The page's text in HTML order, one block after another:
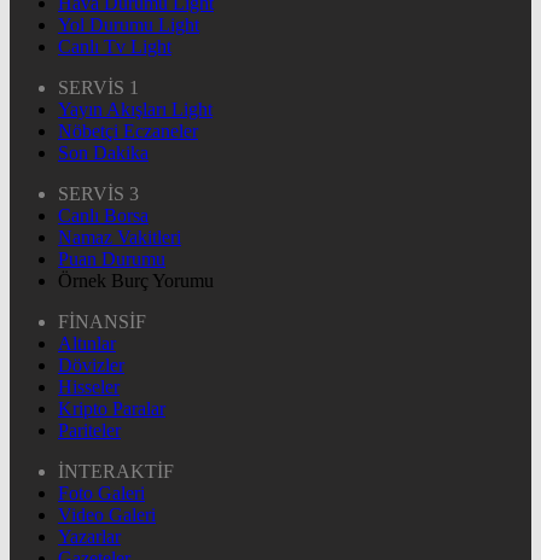
Yol Durumu Light
Canlı Tv Light
SERVİS 1
Yayın Akışları Light
Nöbetçi Eczaneler
Son Dakika
SERVİS 3
Canlı Borsa
Namaz Vakitleri
Puan Durumu
Örnek Burç Yorumu
FİNANSİF
Altınlar
Dövizler
Hisseler
Kripto Paralar
Pariteler
İNTERAKTİF
Foto Galeri
Video Galeri
Yazarlar